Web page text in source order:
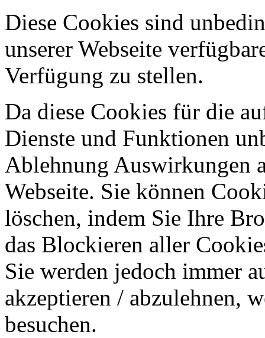
Diese Cookies sind
unserer Webseite
Verfügung zu stellen.
Da diese Cookies für die
Dienste und Funktionen
Ablehnung Auswirkungen
Webseite. Sie können
löschen, indem Sie Ihre
das Blockieren aller
Sie werden jedoch immer
akzeptieren / abzulehnen,
besuchen.